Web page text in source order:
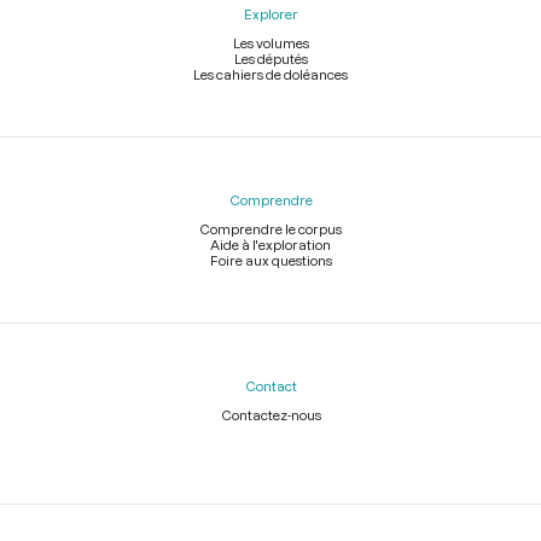
Explorer
Les volumes
Les députés
Les cahiers de doléances
Comprendre
Comprendre le corpus
Aide à l'exploration
Foire aux questions
Contact
Contactez-nous
Légal